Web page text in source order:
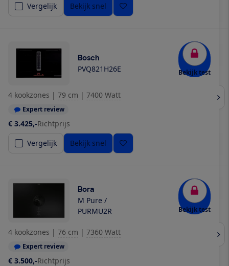
Vergelijk
Bekijk snel
Bosch
PVQ821H26E Bekijk test
4 kookzones | 79 cm | 7400 Watt
Expert review
€ 3.425,-Richtprijs
Vergelijk
Bekijk snel
Bora
M Pure /
PURMU2R
Bekijk test
4 kookzones | 76 cm | 7360 Watt
Expert review
€ 3.500,-Richtprijs